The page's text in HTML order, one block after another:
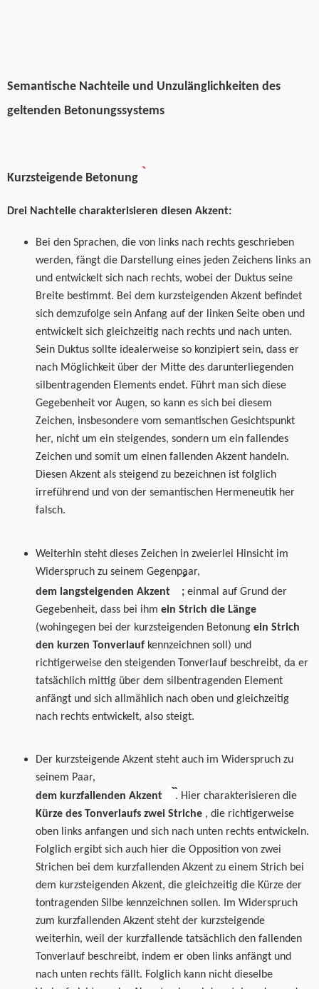
Semantische Nachteile und Unzulänglichkeiten des
geltenden Betonungssystems
Kurzsteigende Betonung
Drei Nachteile charakterisieren diesen Akzent:
Bei den Sprachen, die von links nach rechts geschrieben
werden, fängt die Darstellung eines jeden Zeichens links an
und entwickelt sich nach rechts, wobei der Duktus seine
Breite bestimmt. Bei dem kurzsteigenden Akzent befindet
sich demzufolge sein Anfang auf der linken Seite oben und
entwickelt sich gleichzeitig nach rechts und nach unten.
Sein Duktus sollte idealerweise so konzipiert sein, dass er
nach Möglichkeit über der Mitte des darunterliegenden
silbentragenden Elements endet. Führt man sich diese
Gegebenheit vor Augen, so kann es sich bei diesem
Zeichen, insbesondere vom semantischen Gesichtspunkt
her, nicht um ein steigendes, sondern um ein fallendes
Zeichen und somit um einen fallenden Akzent handeln.
Diesen Akzent als steigend zu bezeichnen ist folglich
irreführend und von der semantischen Hermeneutik her
falsch.
Weiterhin steht dieses Zeichen in zweierlei Hinsicht im
Widerspruch zu seinem Gegenpaar,
dem langsteigenden Akzent ; einmal auf Grund der
Gegebenheit, dass bei ihm ein Strich die Länge
(wohingegen bei der kurzsteigenden Betonung ein Strich
den kurzen Tonverlauf kennzeichnen soll) und
richtigerweise den steigenden Tonverlauf beschreibt, da er
tatsächlich mittig über dem silbentragenden Element
anfängt und sich allmählich nach oben und gleichzeitig
nach rechts entwickelt, also steigt.
Der kurzsteigende Akzent steht auch im Widerspruch zu
seinem Paar,
dem kurzfallenden Akzent
. Hier charakterisieren die
Kürze des Tonverlaufs zwei Striche , die richtigerweise
oben links anfangen und sich nach unten rechts entwickeln.
Folglich ergibt sich auch hier die Opposition von zwei
Strichen bei dem kurzfallenden Akzent zu einem Strich bei
dem kurzsteigenden Akzent, die gleichzeitig die Kürze der
tontragenden Silbe kennzeichnen sollen. Im Widerspruch
zum kurzfallenden Akzent steht der kurzsteigende
weiterhin, weil der kurzfallende tatsächlich den fallenden
Tonverlauf beschreibt, indem er oben links anfängt und
nach unten rechts fällt. Folglich kann nicht dieselbe